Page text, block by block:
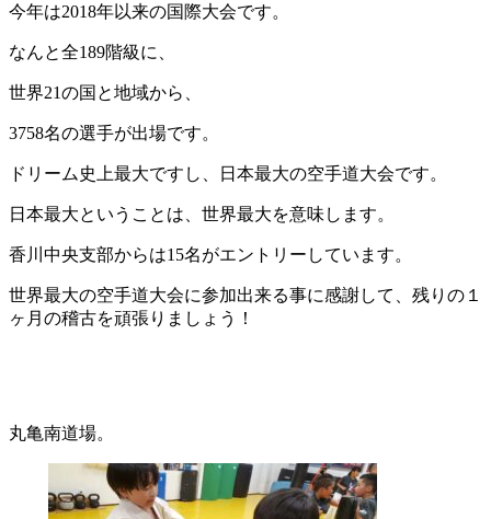
今年は2018年以来の国際大会です。
なんと全189階級に、
世界21の国と地域から、
3758名の選手が出場です。
ドリーム史上最大ですし、日本最大の空手道大会です。
日本最大ということは、世界最大を意味します。
香川中央支部からは15名がエントリーしています。
世界最大の空手道大会に参加出来る事に感謝して、残りの１
ヶ月の稽古を頑張りましょう！
丸亀南道場。